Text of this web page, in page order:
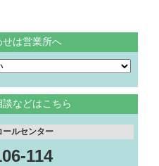
せは営業所へ
などはこちら
ールセンター
114